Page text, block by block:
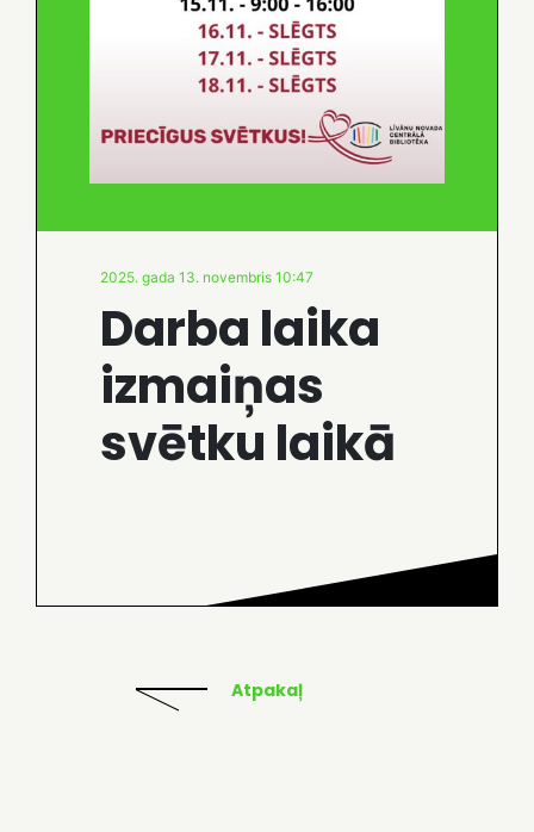
2025. gada 13. novembris 10:47
Darba laika
izmaiņas
svētku laikā
Atpakaļ